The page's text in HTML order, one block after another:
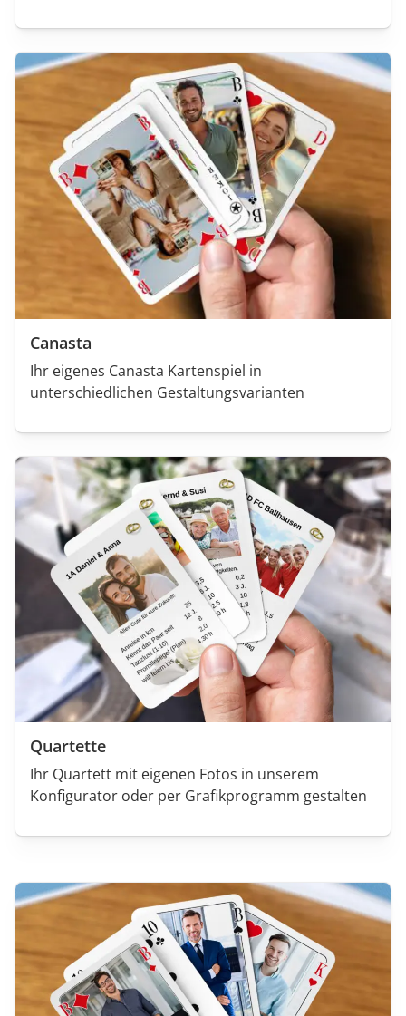
Canasta
Ihr eigenes Canasta Kartenspiel in
unterschiedlichen Gestaltungsvarianten
Quartette
Ihr Quartett mit eigenen Fotos in unserem
Konfigurator oder per Grafikprogramm gestalten